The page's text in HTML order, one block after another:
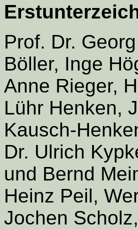
Prof. Dr.
Böller, Inge
Anne Rieger,
Lühr Henken,
Kausch-
Dr. Ulrich
und Bernd
Heinz Peil,
Jochen